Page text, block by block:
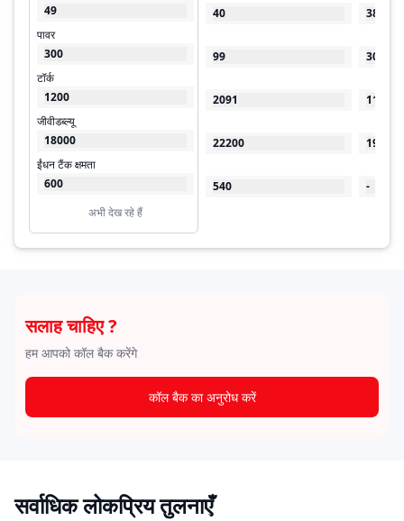
49
पावर
300
टॉर्क
1200
जीवीडब्ल्यू
18000
ईंधन टैंक क्षमता
600
अभी देख रहे हैं
40
99
2091
22200
540
38
300
1100
19000
-
सलाह चाहिए ?
हम आपको कॉल बैक करेंगे
कॉल बैक का अनुरोध करें
सर्वाधिक लोकप्रिय तुलनाएँ